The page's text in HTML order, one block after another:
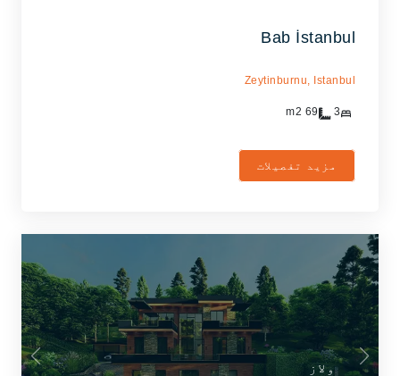
Bab İstanbul
Zeytinburnu, Istanbul
3
69
مزید تفصیلات
ولاز